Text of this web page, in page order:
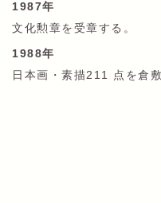
1987年
文化勲章を受章する。
1988年
日本画・素描211 点を倉